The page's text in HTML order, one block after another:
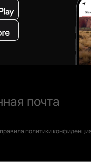
правила политики